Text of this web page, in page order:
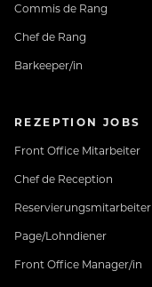
crew.at
Commis de Rang
Chef de Rang
Barkeeper/in
REZEPTION JOBS
Front Office Mitarbeiter
Chef de Reception
Reservierungsmitarbeiter
Page/Lohndiener
Front Office Manager/in